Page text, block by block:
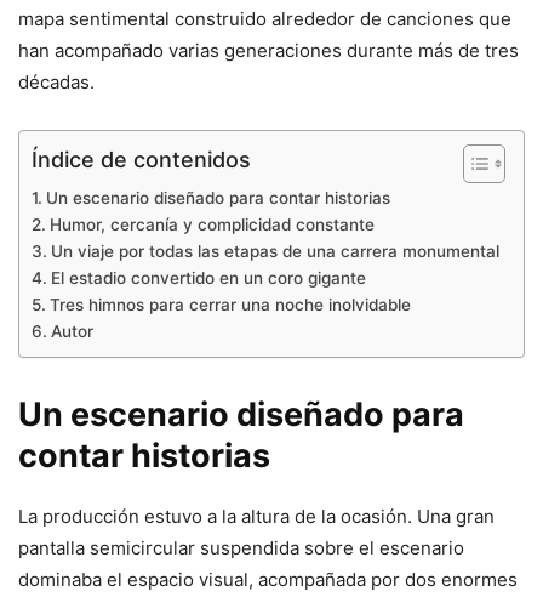
mapa sentimental construido alrededor de canciones que
han acompañado varias generaciones durante más de tres
décadas.
Índice de contenidos
Un escenario diseñado para contar historias
Humor, cercanía y complicidad constante
Un viaje por todas las etapas de una carrera monumental
El estadio convertido en un coro gigante
Tres himnos para cerrar una noche inolvidable
Autor
Un escenario diseñado para
contar historias
La producción estuvo a la altura de la ocasión. Una gran
pantalla semicircular suspendida sobre el escenario
dominaba el espacio visual, acompañada por dos enormes